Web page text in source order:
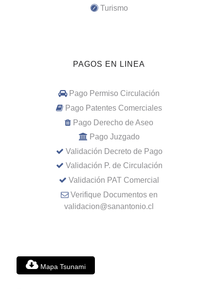
Turismo
PAGOS EN LINEA
Pago Permiso Circulación
Pago Patentes Comerciales
Pago Derecho de Aseo
Pago Juzgado
Validación Decreto de Pago
Validación P. de Circulación
Validación PAT Comercial
Verifique Documentos en
validacion@sanantonio.cl
Mapa Tsunami